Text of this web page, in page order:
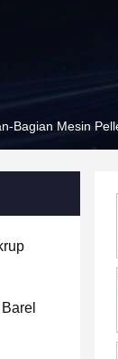
Bagian Mesin